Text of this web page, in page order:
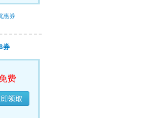
惠券
券
费
领完